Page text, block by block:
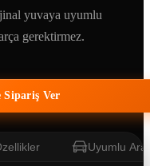
yuvaya uyumlu
gerektirmez.
Sipariş Ver
Uyumlu